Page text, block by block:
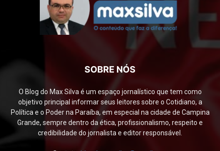
SOBRE NÓS
O Blog do Max Silva é um espaço jornalístico que tem como
objetivo principal informar seus leitores sobre o Cotidiano, a
Política e o Poder na Paraíba, em especial na cidade de Campina
Grande, sempre dentro da ética, profissionalismo, respeito e
credibilidade do jornalista e editor responsável.